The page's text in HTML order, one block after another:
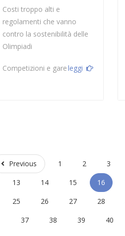
Costi troppo alti e
regolamenti che vanno
contro la sostenibilità delle
Olimpiadi
Competizioni e gareleggi
PreviousPrevious1 2 3
13
14 15 16
25
26 27 28
37
38 39 40